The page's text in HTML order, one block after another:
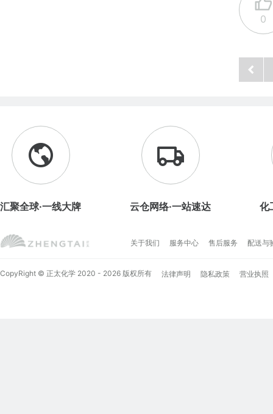
0
汇聚全球·一线大牌 云仓网络·一站速达 化
关于我们 服务中心 售后服务 配送与
CopyRight © 正太化学 2020 - 2026 版权所有 法律声明 隐私政策 营业执照